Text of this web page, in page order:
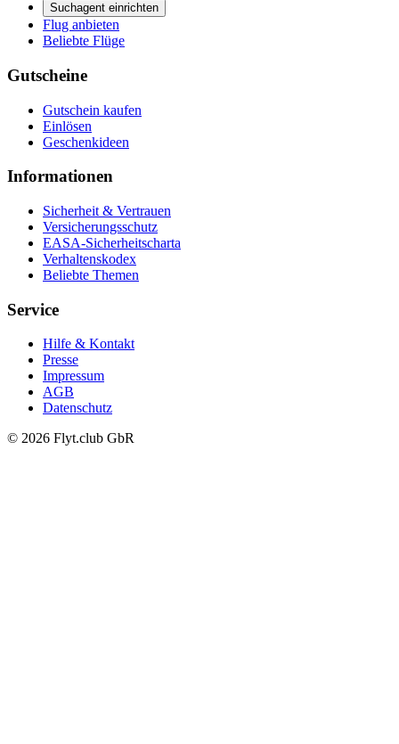
Suchagent einrichten
Flug anbieten
Beliebte Flüge
Gutscheine
Gutschein kaufen
Einlösen
Geschenkideen
Informationen
Sicherheit & Vertrauen
Versicherungsschutz
EASA-Sicherheitscharta
Verhaltenskodex
Beliebte Themen
Service
Hilfe & Kontakt
Presse
Impressum
AGB
Datenschutz
© 2026 Flyt.club GbR